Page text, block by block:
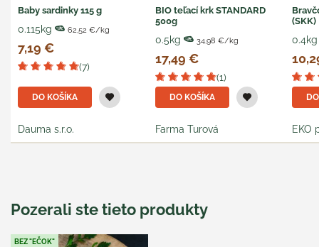
Baby sardinky 115 g
0.115kg 62,52 €/kg
7,19 €
(7)
DO KOŠÍKA
Dauma s.r.o.
BIO teľací krk STANDARD
500g
0.5kg 34,98 €/kg
17,49 €
(1)
DO KOŠÍKA
Farma Turová
(SKK)
0.4kg
EKO
Pozerali ste tieto produkty
BEZ "EČOK"